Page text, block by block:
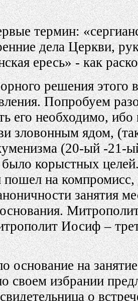
термин:
дела Церкви,
ересь» - как
решения этого
Попробуем
его необходимо,
зловонным ядом,
(20-ый -21-
корыстных
на компромисс,
занятия
Иосиф –
на
своем избрании
о